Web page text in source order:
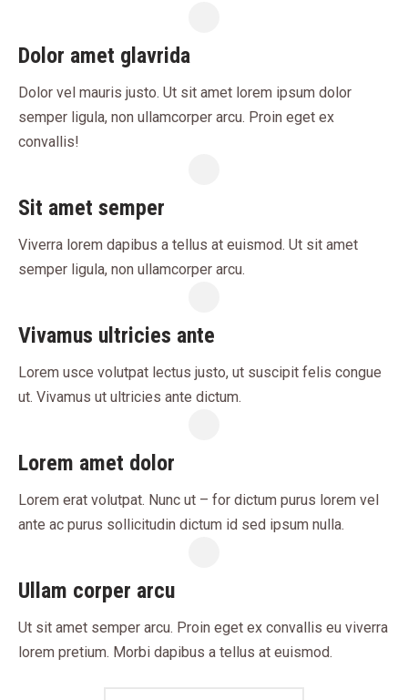
Dolor amet glavrida
Dolor vel mauris justo. Ut sit amet lorem ipsum dolor
semper ligula, non ullamcorper arcu. Proin eget ex
convallis!
Sit amet semper
Viverra lorem dapibus a tellus at euismod. Ut sit amet
semper ligula, non ullamcorper arcu.
Vivamus ultricies ante
Lorem usce volutpat lectus justo, ut suscipit felis congue
ut. Vivamus ut ultricies ante dictum.
Lorem amet dolor
Lorem erat volutpat. Nunc ut – for dictum purus lorem vel
ante ac purus sollicitudin dictum id sed ipsum nulla.
Ullam corper arcu
Ut sit amet semper arcu. Proin eget ex convallis eu viverra
lorem pretium. Morbi dapibus a tellus at euismod.